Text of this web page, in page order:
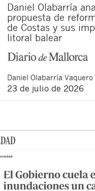
Daniel Olabarría
propuesta de
de Costas y sus
litoral balear
Daniel Olabarría Vaquero
23 de julio de 2026